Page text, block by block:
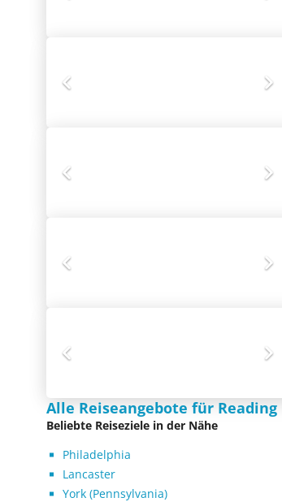
Alle Reiseangebote für Reading
Beliebte Reiseziele in der Nähe
Philadelphia
Lancaster
York (Pennsylvania)